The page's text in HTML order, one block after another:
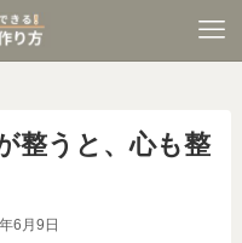
整うと、心も整
6月9日